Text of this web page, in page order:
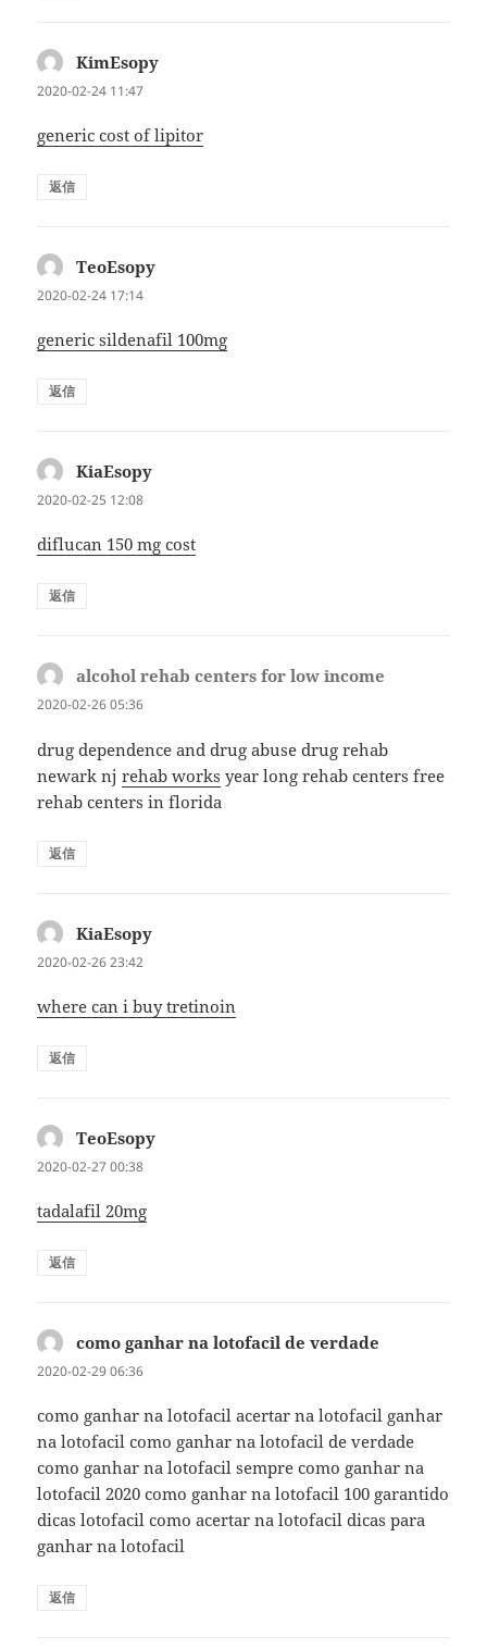
KimEsopy
2020-02-24 11:47
generic cost of lipitor
返信
TeoEsopy
2020-02-24 17:14
generic sildenafil 100mg
返信
KiaEsopy
2020-02-25 12:08
diflucan 150 mg cost
返信
alcohol rehab centers for low income
2020-02-26 05:36
drug dependence and drug abuse drug rehab
newark njrehab works year long rehab centers free
rehab centers in florida
返信
KiaEsopy
2020-02-26 23:42
where can i buy tretinoin
返信
TeoEsopy
2020-02-27 00:38
tadalafil 20mg
返信
como ganhar na lotofacil de verdade
2020-02-29 06:36
como ganhar na lotofacil acertar na lotofacil ganhar
na lotofacil como ganhar na lotofacil de verdade
como ganhar na lotofacil sempre como ganhar na
lotofacil 2020 como ganhar na lotofacil 100 garantido
dicas lotofacil como acertar na lotofacil dicas para
ganhar na lotofacil
返信